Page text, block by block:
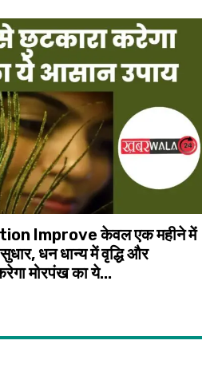
Improve केवल एक महीने में
धन धान्य में वृद्धि और
मोरपंख का ये...